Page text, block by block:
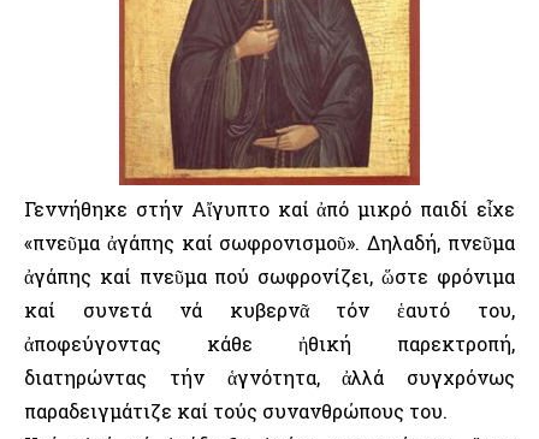
Γεννήθηκε στήν Αἴγυπτο καί ἀπό μικρό παιδί εἶχε
«πνεῦμα ἀγάπης καί σωφρονισμοῦ». Δηλαδή, πνεῦμα
ἀγάπης καί πνεῦμα πού σωφρονίζει, ὥστε φρόνιμα
καί συνετά νά κυβερνᾶ τόν ἑαυτό του,
ἀποφεύγοντας κάθε ἠθική παρεκτροπή,
διατηρώντας τήν ἁγνότητα, ἀλλά συγχρόνως
παραδειγμάτιζε καί τούς συνανθρώπους του.